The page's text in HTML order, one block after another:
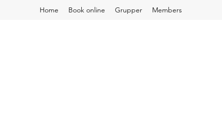
Home Book online Grupper Members